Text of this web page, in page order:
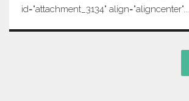
id="attachment_3134" align="aligncenter"...